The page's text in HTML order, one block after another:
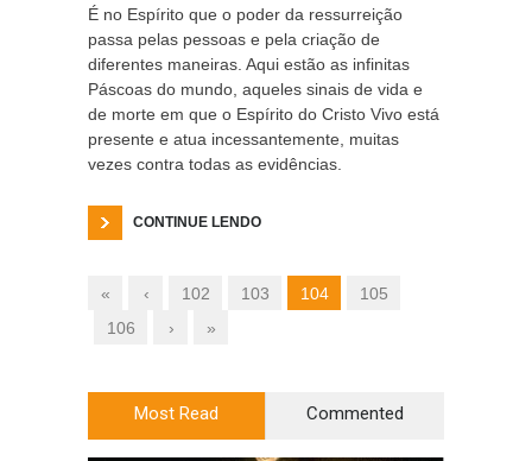
É no Espírito que o poder da ressurreição
passa pelas pessoas e pela criação de
diferentes maneiras. Aqui estão as infinitas
Páscoas do mundo, aqueles sinais de vida e
de morte em que o Espírito do Cristo Vivo está
presente e atua incessantemente, muitas
vezes contra todas as evidências.
CONTINUE LENDO
« ‹ 102 103 104
105
106
› »
Most Read Commented